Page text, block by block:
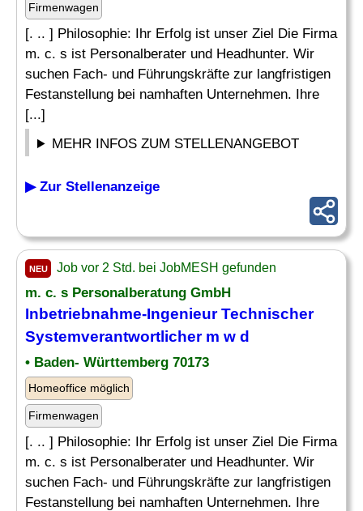
Firmenwagen
[. .. ] Philosophie: Ihr Erfolg ist unser Ziel Die Firma
m. c. s ist Personalberater und Headhunter. Wir
suchen Fach- und Führungskräfte zur langfristigen
Festanstellung bei namhaften Unternehmen. Ihre
[...]
MEHR INFOS ZUM STELLENANGEBOT
▶ Zur Stellenanzeige
NEU Job vor 2 Std. bei JobMESH gefunden
m. c. s Personalberatung GmbH
Inbetriebnahme-IngenieurTechnischer
Systemverantwortlicher m w d
• Baden- Württemberg 70173
Homeoffice möglich
Firmenwagen
[. .. ] Philosophie: Ihr Erfolg ist unser Ziel Die Firma
m. c. s ist Personalberater und Headhunter. Wir
suchen Fach- und Führungskräfte zur langfristigen
Festanstellung bei namhaften Unternehmen. Ihre